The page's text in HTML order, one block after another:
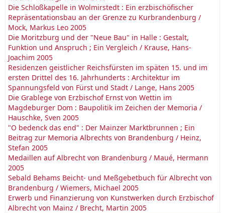
Die Schloßkapelle in Wolmirstedt : Ein erzbischöfischer
Repräsentationsbau an der Grenze zu Kurbrandenburg /
Mock, Markus Leo 2005
Die Moritzburg und der "Neue Bau" in Halle : Gestalt,
Funktion und Anspruch ; Ein Vergleich / Krause, Hans-
Joachim 2005
Residenzen geistlicher Reichsfürsten im späten 15. und im
ersten Drittel des 16. Jahrhunderts : Architektur im
Spannungsfeld von Fürst und Stadt / Lange, Hans 2005
Die Grablege von Erzbischof Ernst von Wettin im
Magdeburger Dom : Baupolitik im Zeichen der Memoria /
Hauschke, Sven 2005
"O bedenck das end" : Der Mainzer Marktbrunnen ; Ein
Beitrag zur Memoria Albrechts von Brandenburg / Heinz,
Stefan 2005
Medaillen auf Albrecht von Brandenburg / Maué, Hermann
2005
Sebald Behams Beicht- und Meßgebetbuch für Albrecht von
Brandenburg / Wiemers, Michael 2005
Erwerb und Finanzierung von Kunstwerken durch Erzbischof
Albrecht von Mainz / Brecht, Martin 2005